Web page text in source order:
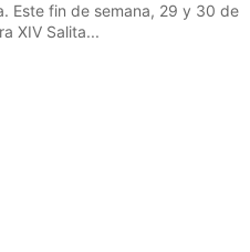
Este fin de semana, 29 y 30 de
XIV Salita...